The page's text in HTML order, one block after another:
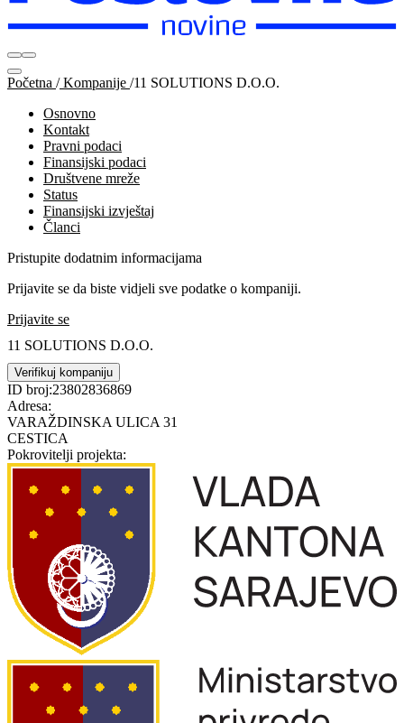
Početna /Kompanije /11 SOLUTIONS D.O.O.
Osnovno
Kontakt
Pravni podaci
Finansijski podaci
Društvene mreže
Status
Finansijski izvještaj
Članci
Pristupite dodatnim informacijama
Prijavite se da biste vidjeli sve podatke o kompaniji.
Prijavite se
11 SOLUTIONS D.O.O.
Verifikuj kompaniju
ID broj:23802836869
Adresa:
VARAŽDINSKA ULICA 31
CESTICA
Pokrovitelji projekta: